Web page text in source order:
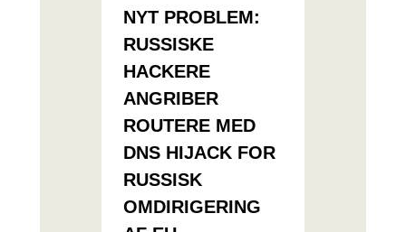
NYT PROBLEM:
RUSSISKE
HACKERE
ANGRIBER
ROUTERE MED
DNS HIJACK FOR
RUSSISK
OMDIRIGERING